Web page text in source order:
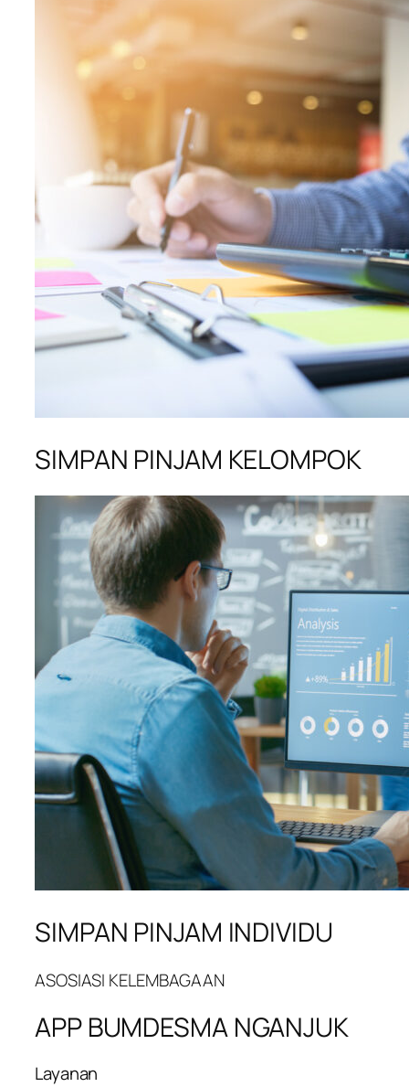
SIMPAN PINJAM KELOMPOK
SIMPAN PINJAM INDIVIDU
ASOSIASI KELEMBAGAAN
APP BUMDESMA NGANJUK
Layanan